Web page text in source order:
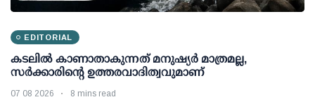
EDITORIAL
കടലിൽ കാണാതാകുന്നത് മനുഷ്യർ മാത്രമല്ല,
സർക്കാരിന്റെ ഉത്തരവാദിത്വവുമാണ്
07 08 2026 8 mins read